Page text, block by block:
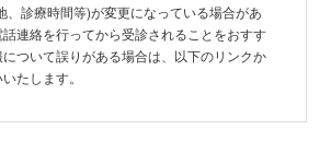
、診療時間等)が変更になっている場合があ
連絡を行ってから受診されることをおすす
ついて誤りがある場合は、以下のリンクか
たします。